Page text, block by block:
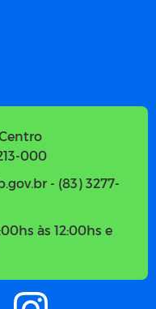
000
- (83) 3277-
às 12:00hs e